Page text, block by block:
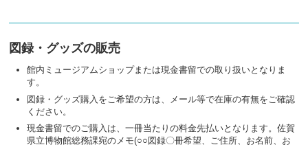
図録・グッズの販売
館内ミュージアムショップまたは現金書留での取り扱いとなりま
す。
図録・グッズ購入をご希望の方は、メール等で在庫の有無をご確認
ください。
現金書留でのご購入は、一冊当たりの料金先払いとなります。佐賀
県立博物館総務課宛のメモ(○○図録〇冊希望、ご住所、お名前、お